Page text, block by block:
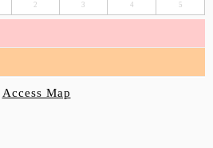
2 3 4 5
Access Map